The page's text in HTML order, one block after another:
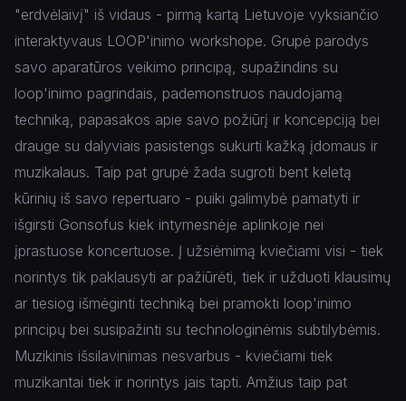
"erdvėlaivį" iš vidaus - pirmą kartą Lietuvoje vyksiančio
interaktyvaus LOOP'inimo workshope. Grupė parodys
savo aparatūros veikimo principą, supažindins su
loop'inimo pagrindais, pademonstruos naudojamą
techniką, papasakos apie savo požiūrį ir koncepciją bei
drauge su dalyviais pasistengs sukurti kažką įdomaus ir
muzikalaus. Taip pat grupė žada sugroti bent keletą
kūrinių iš savo repertuaro - puiki galimybė pamatyti ir
išgirsti Gonsofus kiek intymesnėje aplinkoje nei
įprastuose koncertuose. Į užsiėmimą kviečiami visi - tiek
norintys tik paklausyti ar pažiūrėti, tiek ir užduoti klausimų
ar tiesiog išmėginti techniką bei pramokti loop'inimo
principų bei susipažinti su technologinėmis subtilybėmis.
Muzikinis išsilavinimas nesvarbus - kviečiami tiek
muzikantai tiek ir norintys jais tapti. Amžius taip pat